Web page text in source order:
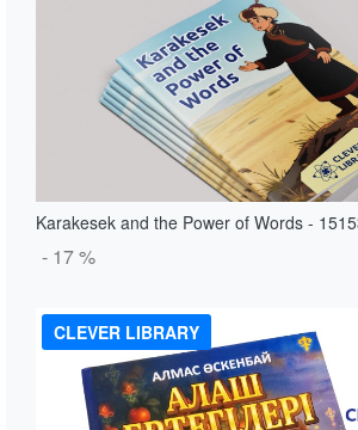
Karakesek and the Power of Words -
- 17 %
CLEVER LIBRARY